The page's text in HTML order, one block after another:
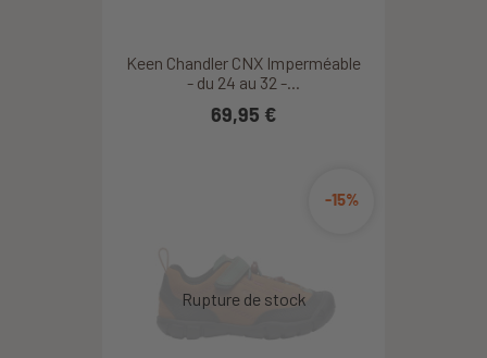
Keen Chandler CNX Imperméable
- du 24 au 32 -...
69,95 €
-15%